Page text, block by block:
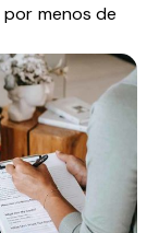
por menos de